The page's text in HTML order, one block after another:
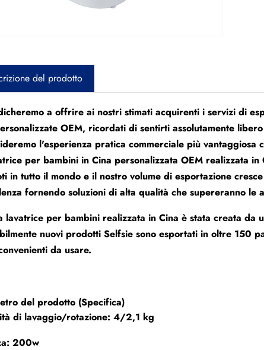
del prodotto
a offrire ai nostri stimati acquirenti i servizi di
OEM, ricordati di sentirti assolutamente
l'esperienza pratica commerciale più vantaggiosa
per bambini in Cina personalizzata OEM realizzata
in tutto il mondo e il nostro volume di esportazione
fornendo soluzioni di alta qualità che supereranno le
lavatrice per bambini realizzata in Cina è stata creata da
nuovi prodotti Selfsie sono esportati in oltre 150
da usare.
del prodotto (Specifica)
di lavaggio/rotazione: 4/2,1 kg
200w